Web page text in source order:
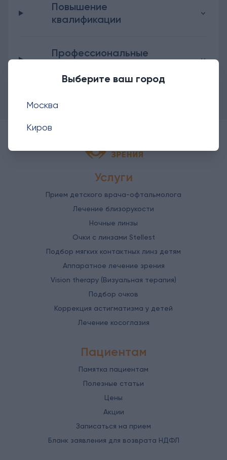
Повышение
квалификации
Профессиональные
Детская офтальмология Ангелы
Услуги
Прием детского врача-офтальмолога
Лечение близорукости
Ночные линзы
Очки с линзами Stellest
Подбор мягких контактных линз детям
Аппаратное лечение зрения
Vision therapy (Визуальная терапия)
Подбор очков
Коррекция астигматизма у детей
Лечение косоглазия
Пациентам
Памятка пациентам
Полезные статьи
Цены
Акции
Записаться на прием
Бланк заявления для возврата НДФЛ
Выберите ваш город
Москва
Киров